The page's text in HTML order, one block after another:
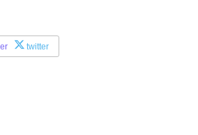
twitter